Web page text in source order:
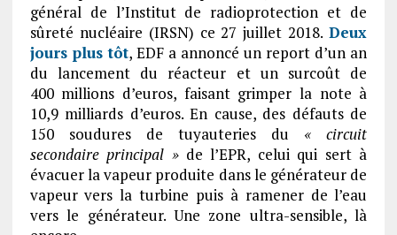
général de l’Institut de radioprotection et de
sûreté nucléaire (IRSN) ce 27 juillet 2018.Deux
jours plus tôt, EDF a annoncé un report d’un an
du lancement du réacteur et un surcoût de
400 millions d’euros, faisant grimper la note à
10,9 milliards d’euros. En cause, des défauts de
150 soudures de tuyauteries du « circuit
secondaire principal »de l’EPR, celui qui sert à
évacuer la vapeur produite dans le générateur de
vapeur vers la turbine puis à ramener de l’eau
vers le générateur. Une zone ultra-sensible, là